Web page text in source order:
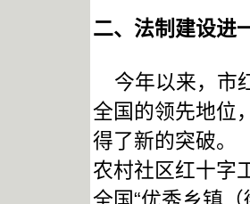
二、法制建设进
今年以来，市
全国的领先地位
得了新的突破。
农村社区红十字